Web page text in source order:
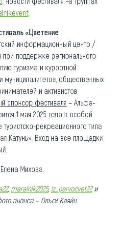
«Цветение
информационный центр /
при поддержке регионального
туризма и курортной
муниципалитетов, общественных
и активистов
спонсор фестиваля – Альфа-
1 мая 2025 года в особой
рекреационного типа
Катунь». Вход на все площадки
Михова.
, maralnik2025, iz_pervocvet22и
анонса – Ольги Кляйн.